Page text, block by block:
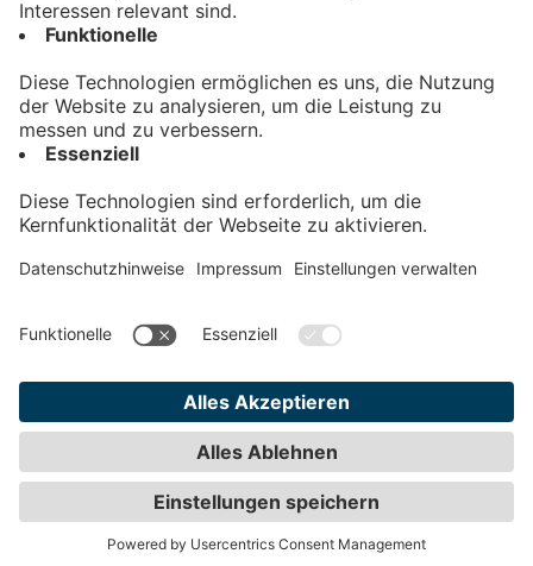
Kontakt
Impressum
Teilnahmebedingungen
Privatsphäre